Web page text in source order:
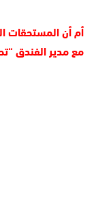
أم أن المستحقات
مع مدير الفندق